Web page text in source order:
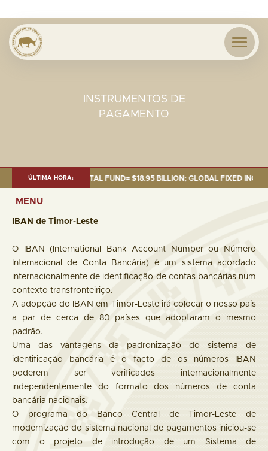
INSTRUMENTOS DE
PAGAMENTO
ÚLTIMA HORA:
30 SEP. 2025: TOTAL FUND= $18.95 BILLION; GLOBAL FIXED INCOME=
MENU
IBAN de Timor-Leste
O IBAN (International Bank Account Number ou Número
Internacional de Conta Bancária) é um sistema acordado
internacionalmente de identificação de contas bancárias num
contexto transfronteiriço.
A adopção do IBAN em Timor-Leste irá colocar o nosso país
a par de cerca de 80 países que adoptaram o mesmo
padrão.
Uma das vantagens da padronização do sistema de
identificação bancária é o facto de os números IBAN
poderem ser verificados internacionalmente
independentemente do formato dos números de conta
bancária nacionais.
O programa do Banco Central de Timor-Leste de
modernização do sistema nacional de pagamentos iniciou-se
com o projeto de introdução de um Sistema de